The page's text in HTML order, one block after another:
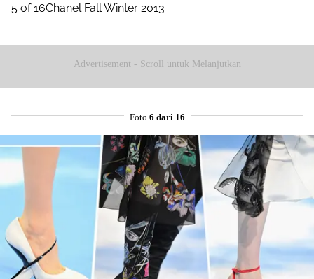
5 of 16Chanel Fall Winter 2013
Advertisement - Scroll untuk Melanjutkan
Foto 6 dari 16